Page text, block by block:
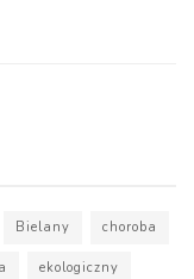
Bielany choroba
ekologiczny